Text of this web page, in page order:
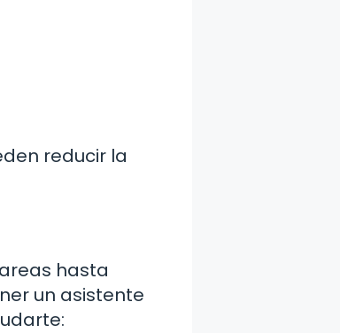
reducir la
hasta
un asistente